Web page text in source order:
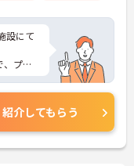
設にて
、プラ
い合わ
紹介してもらう